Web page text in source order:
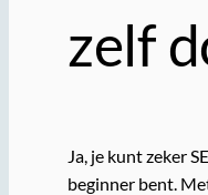
zelf
Ja, je kunt zeker
beginner bent.